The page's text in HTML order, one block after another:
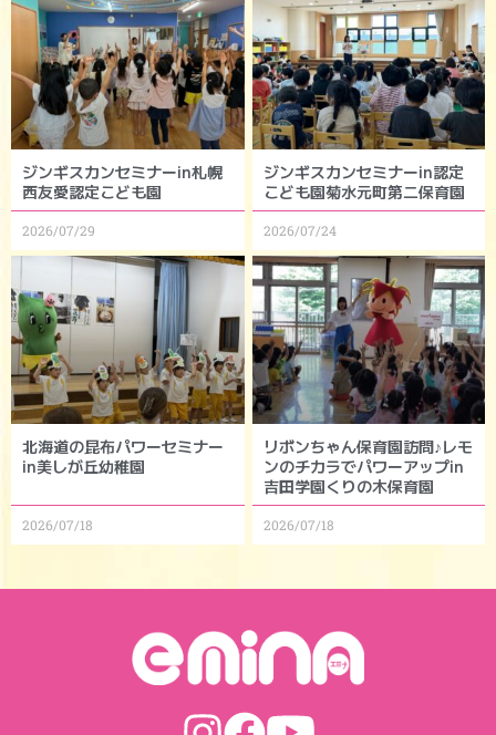
ジンギスカンセミナーin札幌
西友愛認定こども園
2026/07/29
ジンギスカンセミナーin認定
こども園菊水元町第二保育園
2026/07/24
北海道の昆布パワーセミナー
in美しが丘幼稚園
2026/07/18
リボンちゃん保育園訪問♪レモ
ンのチカラでパワーアップin
吉田学園くりの木保育園
2026/07/18